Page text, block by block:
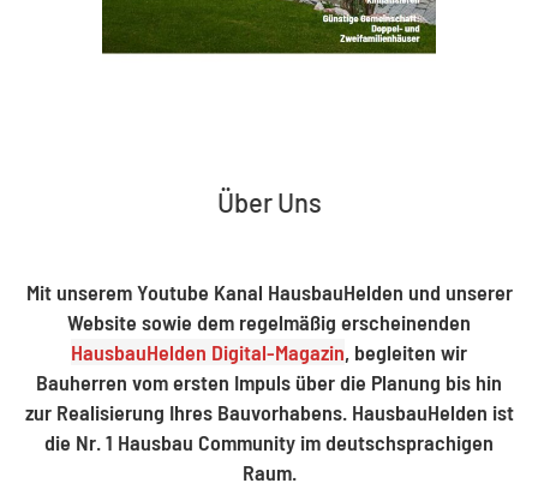
Über Uns
Mit unserem Youtube Kanal HausbauHelden und unserer
Website sowie dem regelmäßig erscheinenden
HausbauHelden Digital-Magazin, begleiten wir
Bauherren vom ersten Impuls über die Planung bis hin
zur Realisierung Ihres Bauvorhabens. HausbauHelden ist
die Nr. 1 Hausbau Community im deutschsprachigen
Raum.